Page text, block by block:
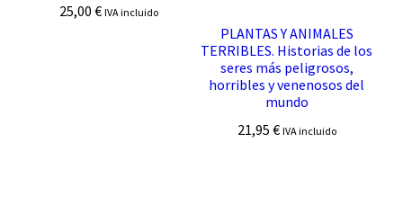
25,00€ IVA incluido
PLANTAS Y ANIMALES
TERRIBLES. Historias de los
seres más peligrosos,
horribles y venenosos del
mundo
21,95 € IVA incluido